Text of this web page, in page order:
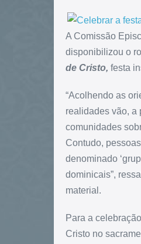
A Comissão
disponibilizou o
de Cristo, festa
“Acolhendo as
realidades vão, a
comunidades
Contudo,
denominado
dominicais”,
material.
Para a
Cristo no